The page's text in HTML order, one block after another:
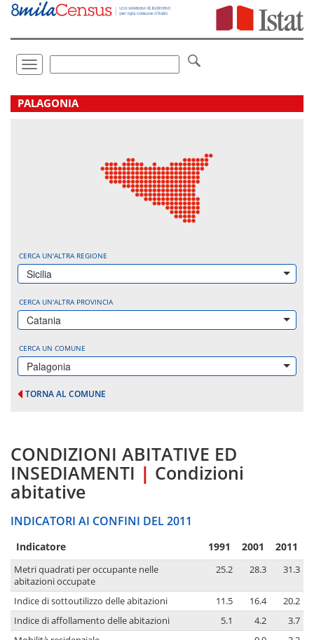
Vai
direttamente
Toggle
navigation
.
PALAGONIA
CERCA UN'ALTRA REGIONE
Sicilia
CERCA UN'ALTRA PROVINCIA
Catania
CERCA UN COMUNE
Palagonia
TORNA AL COMUNE
CONDIZIONI ABITATIVE ED
INSEDIAMENTI | Condizioni
abitative
INDICATORI AI CONFINI DEL 2011
Indicatore 1991 2001 2011
Metri quadrati per occupante nelle
abitazioni occupate
25.2 28.3 31.3
Indice di sottoutilizzo delle abitazioni 11.5 16.4
20.2
Indice di affollamento delle abitazioni
5.1 4.2
3.7